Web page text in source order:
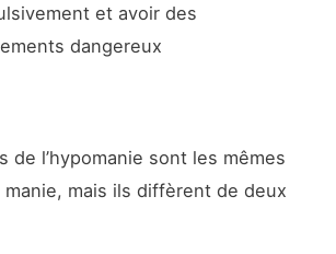
et avoir des
dangereux
de l’hypomanie sont les mêmes
mais ils diffèrent de deux